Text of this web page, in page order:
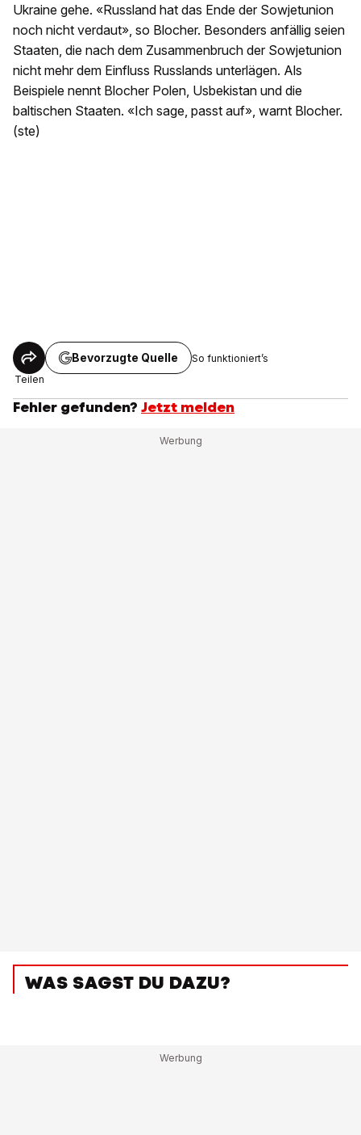
Ukraine gehe. «Russland hat das Ende der Sowjetunion
noch nicht verdaut», so Blocher. Besonders anfällig seien
Staaten, die nach dem Zusammenbruch der Sowjetunion
nicht mehr dem Einfluss Russlands unterlägen. Als
Beispiele nennt Blocher Polen, Usbekistan und die
baltischen Staaten. «Ich sage, passt auf», warnt Blocher.
(ste)
Teilen
Bevorzugte Quelle So funktioniert’s
Fehler gefunden? Jetzt melden
WAS SAGST DU DAZU?